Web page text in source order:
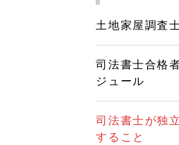
土地家屋調査
司法書士合格
ジュール
司法書士が独
すること